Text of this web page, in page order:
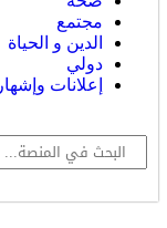
مجتمع
الدين و الحياة
دولي
إعلانات وإشهار